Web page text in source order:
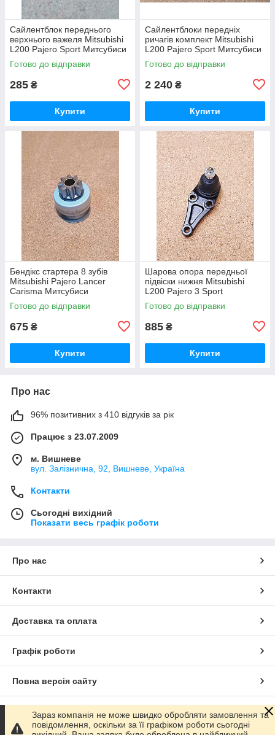
Сайлентблок переднього
верхнього важеля Mitsubishi
L200 Pajero Sport Митсубиси
Мицубиши Мітсубісі Л200
Паджеро Спорт
Готово до відправки
285 ₴
Купити
Сайлентблоки передніх
ричагів комплект Mitsubishi
L200 Pajero Sport Митсубиси
Мицубиши Мітсубісі Л200
Паджеро Спорт 96-07
Готово до відправки
2 240 ₴
Купити
Бендікс стартера 8 зубів
Mitsubishi Pajero Lancer
Carisma Митсубиси
Мицубиши Мітсубісі Паджеро
Лансер Карізма Каризма
Готово до відправки
675 ₴
Купити
Шарова опора передньої
підвіски нижня Mitsubishi
L200 Pajero 3 Sport
Митсубиси Мицубиши
Мітсубісі Л200 Паджеро 4
Готово до відправки
885 ₴
Купити
Про нас
96% позитивних з 410 відгуків за рік
Працює з 23.07.2009
м. Вишневе
вул. Залізнична, 92, Вишневе, Україна
Контакти
Сьогодні вихідний
Показати весь графік роботи
Про нас
Контакти
Доставка та оплата
Графік роботи
Повна версія сайту
Сайт створено на маркетплейсі Prom.ua
Зараз компанія не може швидко обробляти замовлення та
повідомлення, оскільки за її графіком роботи сьогодні